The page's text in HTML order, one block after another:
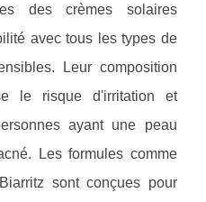
des crèmes solaires
avec tous les types de
Leur composition
le risque d'irritation et
ayant une peau
Les formules comme
sont conçues pour